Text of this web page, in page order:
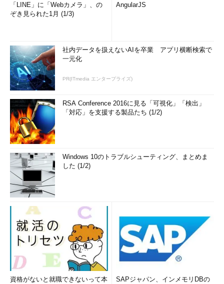
「LINE」に「Webカメラ」、の
ぞき見られた1月 (1/3)
AngularJS
社内データを扱えないAIを卒業 アプリ横断検索で
一元化
PR(ITmedia エンタープライズ)
RSA Conference 2016に見る「可視化」「検出」
「対応」を支援する製品たち (1/2)
Windows 10のトラブルシューティング、まとめま
した (1/2)
資格がないと就職できないって本
SAPジャパン、インメモリDBの